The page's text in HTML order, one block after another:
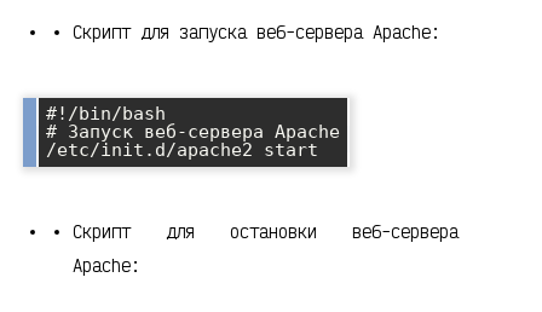
Скрипт для запуска веб-сервера Apache:
#!/bin/bash
# Запуск веб-сервера Apache
Скрипт для остановки веб-сервера
Apache: